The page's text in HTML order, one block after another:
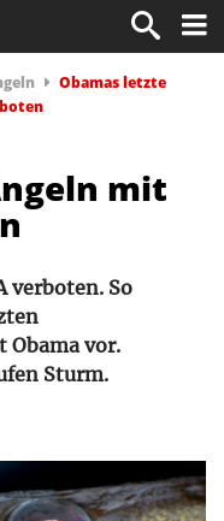
Obamas letzte
mit
verboten. So
Obama vor.
Sturm.